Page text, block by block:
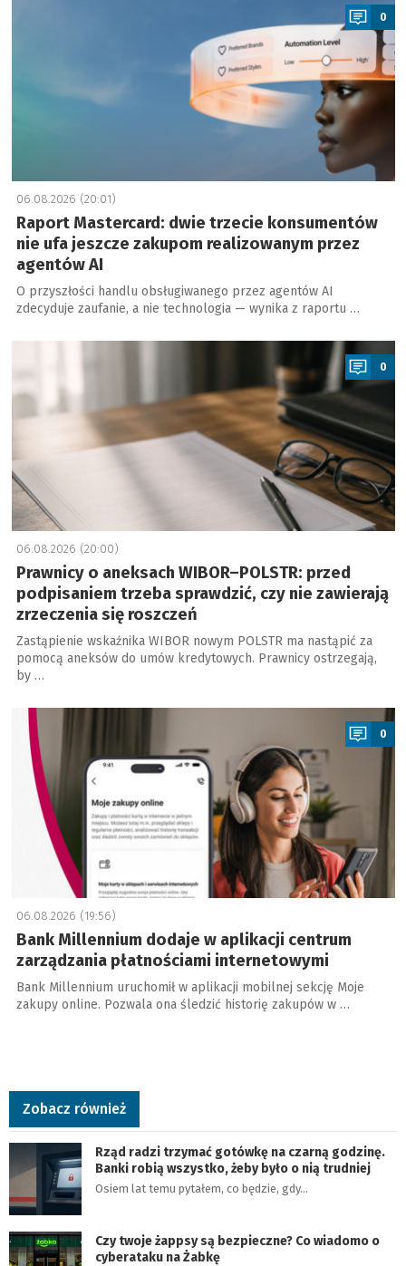
0
06.08.2026 (20:01)
Raport Mastercard: dwie trzecie konsumentów
nie ufa jeszcze zakupom realizowanym przez
agentów AI
O przyszłości handlu obsługiwanego przez agentów AI
zdecyduje zaufanie, a nie technologia — wynika z raportu …
a
0
06.08.2026 (20:00)
Prawnicy o aneksach WIBOR–POLSTR: przed
podpisaniem trzeba sprawdzić, czy nie zawierają
zrzeczenia się roszczeń
Zastąpienie wskaźnika WIBOR nowym POLSTR ma nastąpić za
pomocą aneksów do umów kredytowych. Prawnicy ostrzegają,
by …
0
06.08.2026 (19:56)
Bank Millennium dodaje w aplikacji centrum
zarządzania płatnościami internetowymi
Bank Millennium uruchomił w aplikacji mobilnej sekcję Moje
zakupy online. Pozwala ona śledzić historię zakupów w …
Zobacz również
Rząd radzi trzymać gotówkę na czarną godzinę.
Banki robią wszystko, żeby było o nią trudniej
Osiem lat temu pytałem, co będzie, gdy…
Czy twoje żappsy są bezpieczne? Co wiadomo o
cyberataku na Żabkę